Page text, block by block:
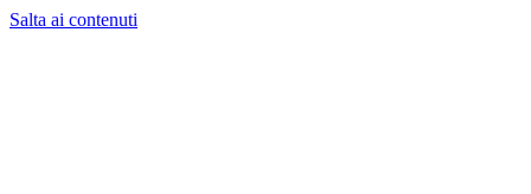
Salta ai contenuti